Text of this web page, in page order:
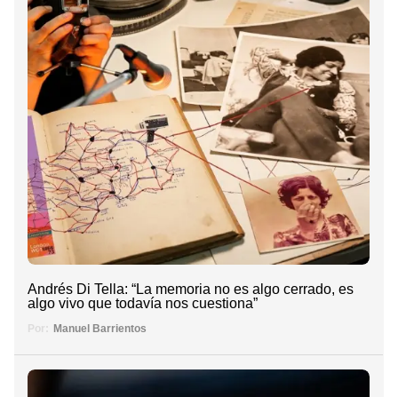
Andrés Di Tella: “La memoria no es algo cerrado, es
algo vivo que todavía nos cuestiona”
Por: Manuel Barrientos